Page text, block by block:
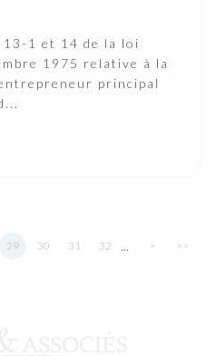
1 et 14 de la loi
1975 relative à la
principal
29 30 31 32 ... > >>